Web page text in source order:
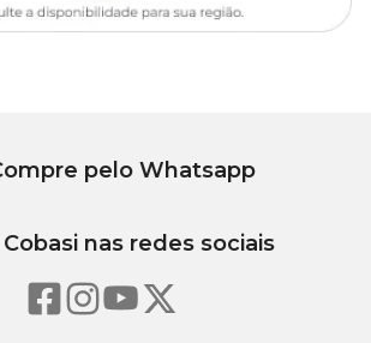
pelo Whatsapp
Cobasi nas redes sociais